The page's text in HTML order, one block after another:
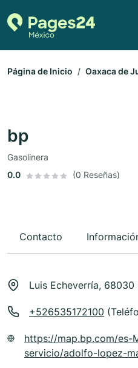
Página de Inicio Oaxaca de
bp
Gasolinera
0.0
(0 Reseñas)
Contacto
Luis Echeverría,
+526535172100
https://map.bp.com/es-
servicio/adolfo-lopez-